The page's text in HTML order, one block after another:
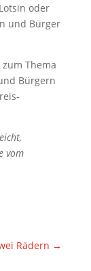
oder
und Bürger
Thema
Bürgern
vom
Rädern →